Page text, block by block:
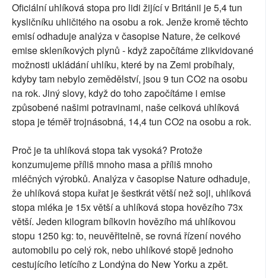
Oficiální uhlíková stopa pro lidi žijící v Británii je 5,4 tun
kysličníku uhličitého na osobu a rok. Jenže kromě těchto
emisí odhaduje analýza v časopise Nature, že celkové
emise skleníkových plynů - když započítáme zlikvidované
možnosti ukládání uhlíku, které by na Zemi probíhaly,
kdyby tam nebylo zemědělství, jsou 9 tun CO2 na osobu
na rok. Jiný slovy, když do toho započítáme i emise
způsobené našimi potravinami, naše celková uhlíková
stopa je téměř trojnásobná, 14,4 tun CO2 na osobu a rok.
Proč je ta uhlíková stopa tak vysoká? Protože
konzumujeme příliš mnoho masa a příliš mnoho
mléčných výrobků. Analýza v časopise Nature odhaduje,
že uhlíková stopa kuřat je šestkrát větší než soji, uhlíková
stopa mléka je 15x větší a uhlíková stopa hovězího 73x
větší. Jeden kilogram bílkovin hovězího má uhlíkovou
stopu 1250 kg: to, neuvěřitelně, se rovná řízení nového
automobilu po celý rok, nebo uhlíkové stopě jednoho
cestujícího letícího z Londýna do New Yorku a zpět.